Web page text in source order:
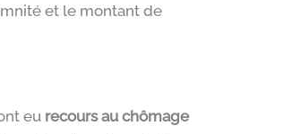
et le montant de
eu recours au chômage